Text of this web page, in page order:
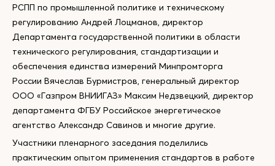
РСПП по промышленной политике и техническому
регулированию Андрей Лоцманов, директор
Департамента государственной политики в области
технического регулирования, стандартизации и
обеспечения единства измерений Минпромторга
России Вячеслав Бурмистров, генеральный директор
ООО «Газпром ВНИИГАЗ» Максим Недзвецкий, директор
департамента ФГБУ Российское энергетическое
агентство Александр Савинов и многие другие.
Участники пленарного заседания поделились
практическим опытом применения стандартов в работе